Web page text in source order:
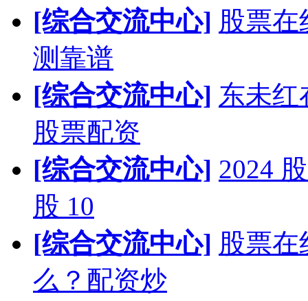
[综合交流中心] 股票在
测靠谱
[综合交流中心] 东未红
股票配资
[综合交流中心] 2024
股 10
[综合交流中心] 股票
么？配资炒